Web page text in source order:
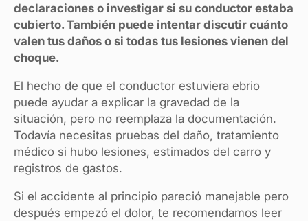
declaraciones o investigar si su conductor estaba
cubierto. También puede intentar discutir cuánto
valen tus daños o si todas tus lesiones vienen del
choque.
El hecho de que el conductor estuviera ebrio
puede ayudar a explicar la gravedad de la
situación, pero no reemplaza la documentación.
Todavía necesitas pruebas del daño, tratamiento
médico si hubo lesiones, estimados del carro y
registros de gastos.
Si el accidente al principio pareció manejable pero
después empezó el dolor, te recomendamos leer